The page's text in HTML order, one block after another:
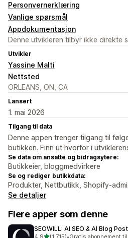
Personvernerklæring
Vanlige spørsmål
Appdokumentasjon
Denne utvikleren tilbyr ikke direkte
Utvikler
Yassine Malti
Nettsted
ORLEANS, ON, CA
Lansert
1. mai 2026
Tilgang til data
Denne appen trenger tilgang til
butikken. Finn ut hvorfor i
Se data om ansatte og bidragsytere:
Butikkeier, bloggmedvirkere
Se og rediger butikkdata:
Produkter, Nettbutikk, Shopify-
Se detaljer
Flere apper som denne
SEOWILL: AI SEO & AI Blog Post
av 5 stjerner